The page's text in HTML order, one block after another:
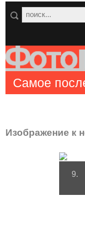
Самое
Изображение к
9.